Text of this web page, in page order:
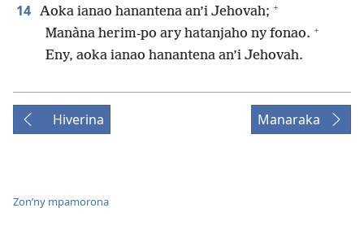
14 Aoka ianao hanantena an’i Jehovah; +
Manàna herim-po ary hatanjaho ny fonao. +
Eny, aoka ianao hanantena an’i Jehovah.
Hiverina Manaraka
Zon’ny mpamorona